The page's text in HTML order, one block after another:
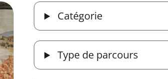
Catégorie
Type de parcours